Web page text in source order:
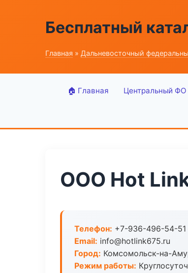
Бесплатный
Главная » Дальневосточный
🏠 Главная Центральный ФО
ООО Hot
Телефон: +7-936-496-54-51
Email: info@hotlink675.ru
Город: Комсомольск-на-
Режим работы: